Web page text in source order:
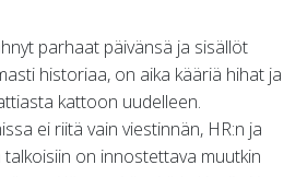
parhaat päivänsä ja sisällöt
historiaa, on aika kääriä hihat ja
kattoon uudelleen.
ei riitä vain viestinnän, HR:n ja
on innostettava muutkin